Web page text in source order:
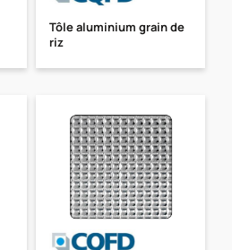
Tôle aluminium grain de
riz